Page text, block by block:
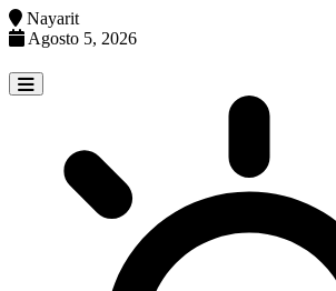
Nayarit
Agosto 5, 2026
to
content